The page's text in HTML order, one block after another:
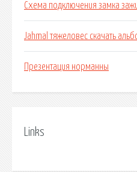
Схема подключения замка
Jahmal тяжеловес скачать
Презентация норманны
Links